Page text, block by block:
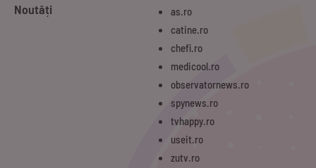
Noutăți
as.ro
catine.ro
chefi.ro
medicool.ro
observatornews.ro
spynews.ro
tvhappy.ro
useit.ro
zutv.ro